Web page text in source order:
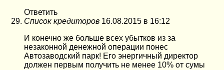
Ответить
Список кредиторов 16.08.2015 в 16:12
И конечно же больше всех убытков из за
незаконной денежной операции понес
Автозаводский парк! Его энергичный директор
должен первым получить не менее 10% от сумы